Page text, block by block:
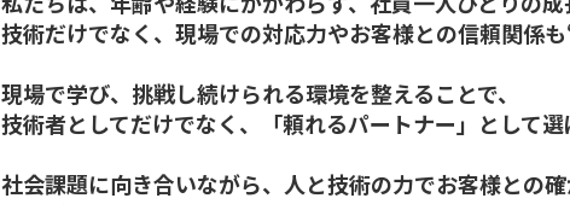
技術だけでなく、現場での対応力やお客様との信頼関係も
現場で学び、挑戦し続けられる環境を整えることで、
技術者としてだけでなく、「頼れるパートナー」として選
社会課題に向き合いながら、人と技術の力でお客様との確